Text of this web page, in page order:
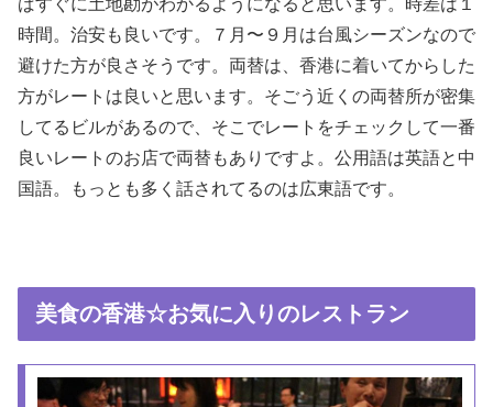
ばすぐに土地勘がわかるようになると思います。時差は１
時間。治安も良いです。７月〜９月は台風シーズンなので
避けた方が良さそうです。両替は、香港に着いてからした
方がレートは良いと思います。そごう近くの両替所が密集
してるビルがあるので、そこでレートをチェックして一番
良いレートのお店で両替もありですよ。公用語は英語と中
国語。もっとも多く話されてるのは広東語です。
美食の香港☆お気に入りのレストラン